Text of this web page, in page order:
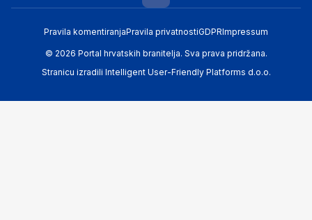
Pravila komentiranjaPravila privatnostiGDPRImpressum
© 2026 Portal hrvatskih branitelja. Sva prava pridržana.
Stranicu izradili Intelligent User-Friendly Platforms d.o.o.